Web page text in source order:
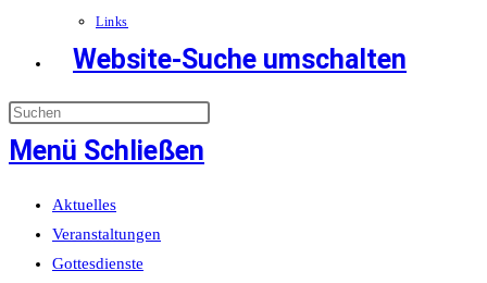
Links
Website-Suche umschalten
Menü Schließen
Aktuelles
Veranstaltungen
Gottesdienste